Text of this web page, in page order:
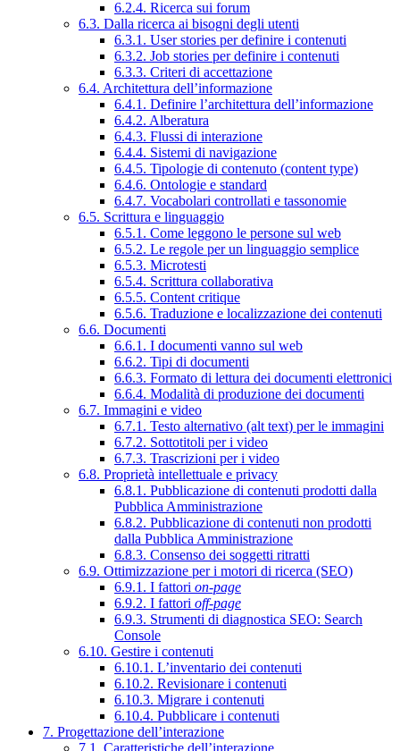
6.2.4. Ricerca sui forum
6.3. Dalla ricerca ai bisogni degli utenti
6.3.1. User stories per definire i contenuti
6.3.2. Job stories per definire i contenuti
6.3.3. Criteri di accettazione
6.4. Architettura dell’informazione
6.4.1. Definire l’architettura dell’informazione
6.4.2. Alberatura
6.4.3. Flussi di interazione
6.4.4. Sistemi di navigazione
6.4.5. Tipologie di contenuto (content type)
6.4.6. Ontologie e standard
6.4.7. Vocabolari controllati e tassonomie
6.5. Scrittura e linguaggio
6.5.1. Come leggono le persone sul web
6.5.2. Le regole per un linguaggio semplice
6.5.3. Microtesti
6.5.4. Scrittura collaborativa
6.5.5. Content critique
6.5.6. Traduzione e localizzazione dei contenuti
6.6. Documenti
6.6.1. I documenti vanno sul web
6.6.2. Tipi di documenti
6.6.3. Formato di lettura dei documenti elettronici
6.6.4. Modalità di produzione dei documenti
6.7. Immagini e video
6.7.1. Testo alternativo (alt text) per le immagini
6.7.2. Sottotitoli per i video
6.7.3. Trascrizioni per i video
6.8. Proprietà intellettuale e privacy
6.8.1. Pubblicazione di contenuti prodotti dalla
Pubblica Amministrazione
6.8.2. Pubblicazione di contenuti non prodotti
dalla Pubblica Amministrazione
6.8.3. Consenso dei soggetti ritratti
6.9. Ottimizzazione per i motori di ricerca (SEO)
6.9.1. I fattori on-page
6.9.2. I fattori off-page
6.9.3. Strumenti di diagnostica SEO: Search
Console
6.10. Gestire i contenuti
6.10.1. L’inventario dei contenuti
6.10.2. Revisionare i contenuti
6.10.3. Migrare i contenuti
6.10.4. Pubblicare i contenuti
7. Progettazione dell’interazione
7.1. Caratteristiche dell’interazione